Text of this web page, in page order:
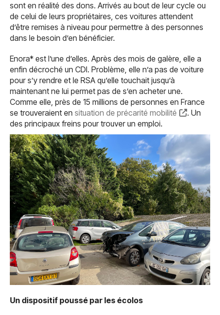
sont en réalité des dons. Arrivés au bout de leur cycle ou
de celui de leurs propriétaires, ces voitures attendent
d’être remises à niveau pour permettre à des personnes
dans le besoin d’en bénéficier.
Enora* est l’une d’elles. Après des mois de galère, elle a
enfin décroché un CDI. Problème, elle n’a pas de voiture
pour s’y rendre et le RSA qu’elle touchait jusqu’à
maintenant ne lui permet pas de s’en acheter une.
Comme elle, près de 15 millions de personnes en France
se trouveraient en situation de précarité mobilité
. Un
des principaux freins pour trouver un emploi.
Un dispositif poussé par les écolos